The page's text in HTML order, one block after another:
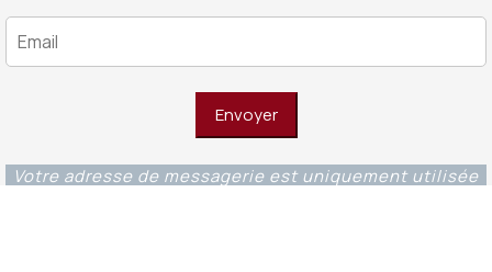
Votre adresse de messagerie est uniquement utilisée